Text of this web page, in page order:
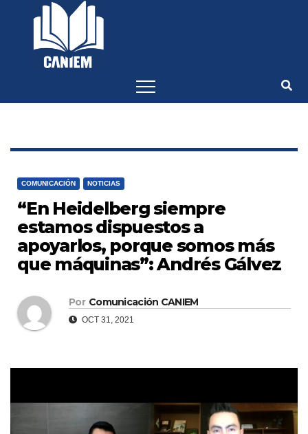
COMUNICACIÓN NOTICIAS
“En Heidelberg siempre
estamos dispuestos a
apoyarlos, porque somos más
que máquinas”: Andrés Gálvez
Por Comunicación CANIEM
OCT 31, 2021